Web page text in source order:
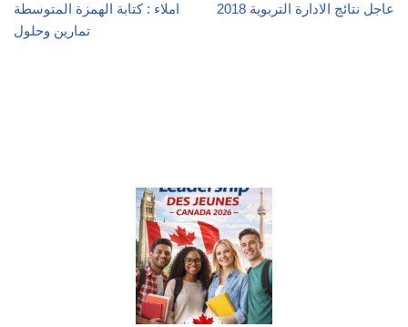
املاء : كتابة الهمزة المتوسطة
تمارين وحلول
عاجل نتائج الادارة التربوية 2018